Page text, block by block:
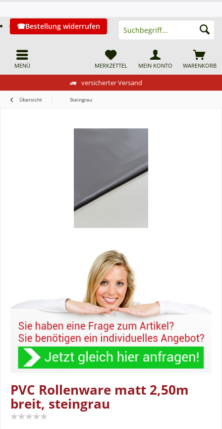
versicherter Versand
MENÜ
Bestellung widerrufen
WARENKORB
MERKZETTEL MEIN KONTO
Übersicht Steingrau
PVC Rollenware matt 2,50m
breit, steingrau